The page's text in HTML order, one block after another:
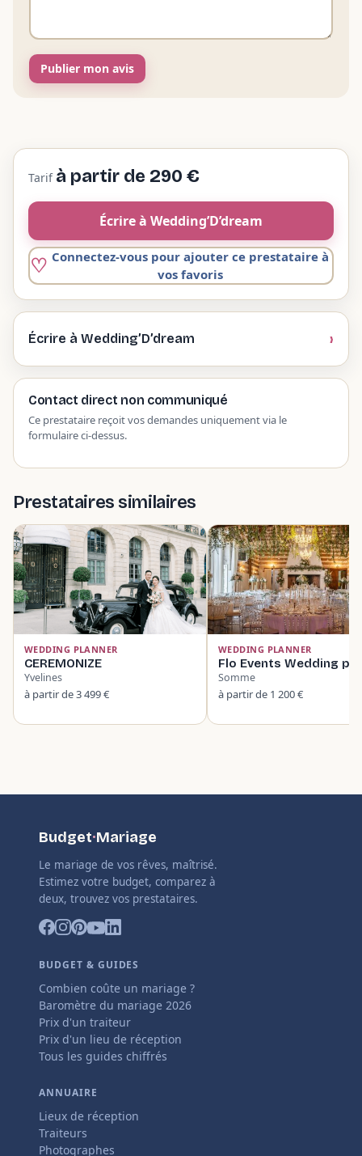
Publier mon avis
Tarif à partir de 290 €
Écrire à Wedding’D’dream
Connectez-vous pour ajouter ce prestataire à
vos favoris
Écrire à Wedding’D’dream
Contact direct non communiqué
Ce prestataire reçoit vos demandes uniquement via le
formulaire ci-dessus.
Prestataires similaires
WEDDING PLANNER
CEREMONIZE
Yvelines
à partir de 3 499 €
WEDDING PLANNER
Flo Events Wedding
Somme
à partir de 1 200 €
Budget·Mariage
Le mariage de vos rêves, maîtrisé.
Estimez votre budget, comparez à
deux, trouvez vos prestataires.
BUDGET & GUIDES
Combien coûte un mariage ?
Baromètre du mariage 2026
Prix d'un traiteur
Prix d'un lieu de réception
Tous les guides chiffrés
ANNUAIRE
Lieux de réception
Traiteurs
Photographes